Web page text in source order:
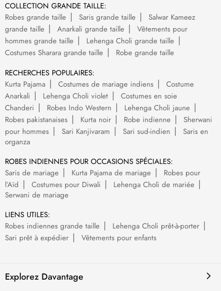
COLLECTION GRANDE TAILLE:
Robes grande taille
Saris grande taille
Salwar Kameez
grande taille
Anarkali grande taille
Vêtements pour
hommes grande taille
Lehenga Choli grande taille
Costumes Sharara grande taille
Robe grande taille
RECHERCHES POPULAIRES:
Kurta Pajama
Costumes de mariage indiens
Costume
Anarkali
Lehenga Choli violet
Costumes en soie
Chanderi
Robes Indo Western
Lehenga Choli jaune
Robes pakistanaises
Kurta noir Robe indienne
Sherwani
pour hommes
Sari Kanjivaram Sari sud-indien
Saris en
organza
ROBES INDIENNES POUR OCCASIONS SPÉCIALES:
Saris de mariage
Kurta Pajama de mariage
Robes pour
l’Aïd
Costumes pour Diwali
Lehenga Choli de mariée
Serwani de mariage
LIENS UTILES:
Robes indiennes grande taille
Lehenga Choli prêt-à-porter
Sari prêt à expédier
Vêtements pour enfants
Explorez Davantage